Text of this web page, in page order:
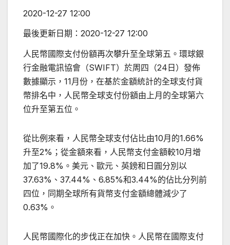
2020-12-27 12:00
最後更新日期： 2020-12-27 12:00
人民幣國際支付份額再次攀升至全球第五。環球銀
行金融電訊協會（SWIFT）於周四（24日）發佈
數據顯示，11月份，在基於金額統計的全球支付貨
幣排名中，人民幣全球支付份額由上月的全球第六
位升至第五位。
從比例來看，人民幣全球支付佔比由10月的1.66%
升至2%；從金額來看，人民幣支付金額較10月增
加了19.8%。美元、歐元、英鎊和日圓分別以
37.63%、37.44%、6.85%和3.44%的佔比分列前
四位，同期全球所有貨幣支付金額總體減少了
0.63%。
人民幣國際化的步伐正在加快。人民幣在國際支付